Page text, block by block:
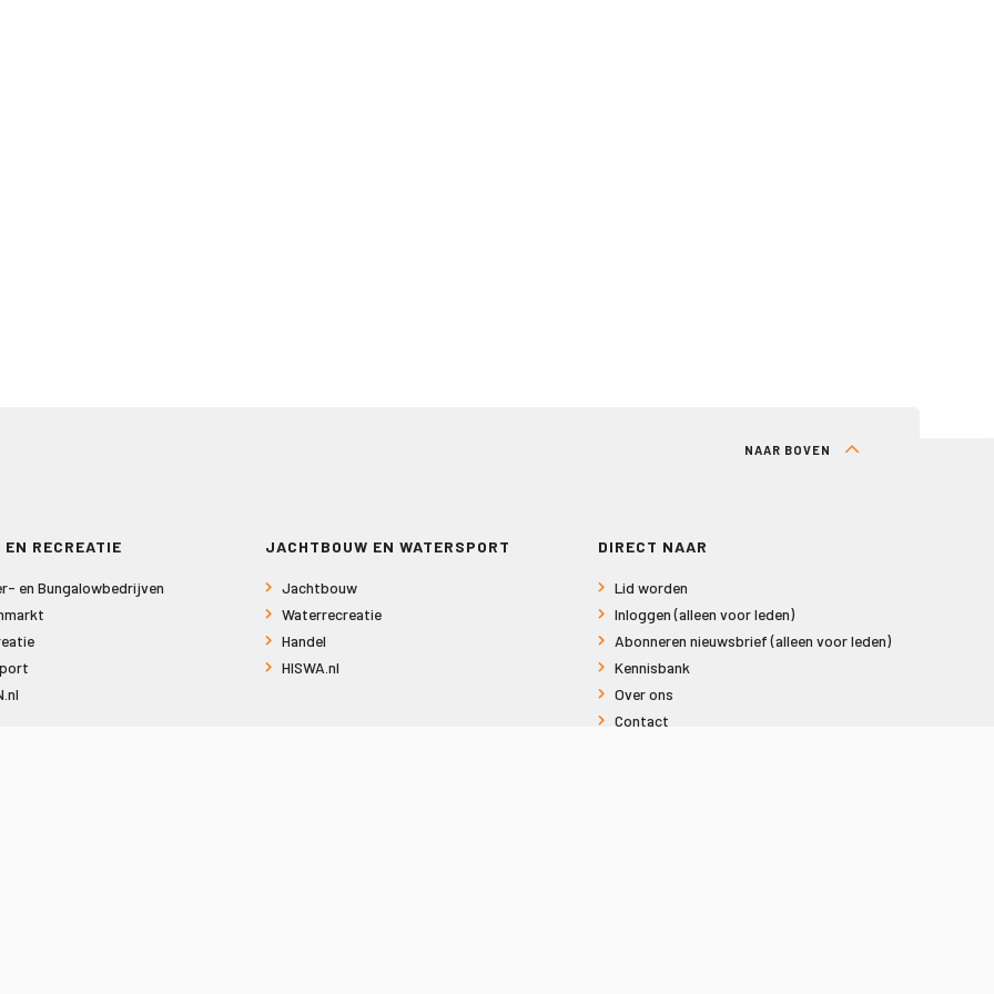
NAAR BOVEN
EN RECREATIE
en Bungalowbedrijven
JACHTBOUW EN WATERSPORT
Jachtbouw
Waterrecreatie
Handel
HISWA.nl
DIRECT NAAR
Lid worden
Inloggen (alleen voor leden)
Abonneren nieuwsbrief (alleen voor leden)
Kennisbank
Over ons
Contact